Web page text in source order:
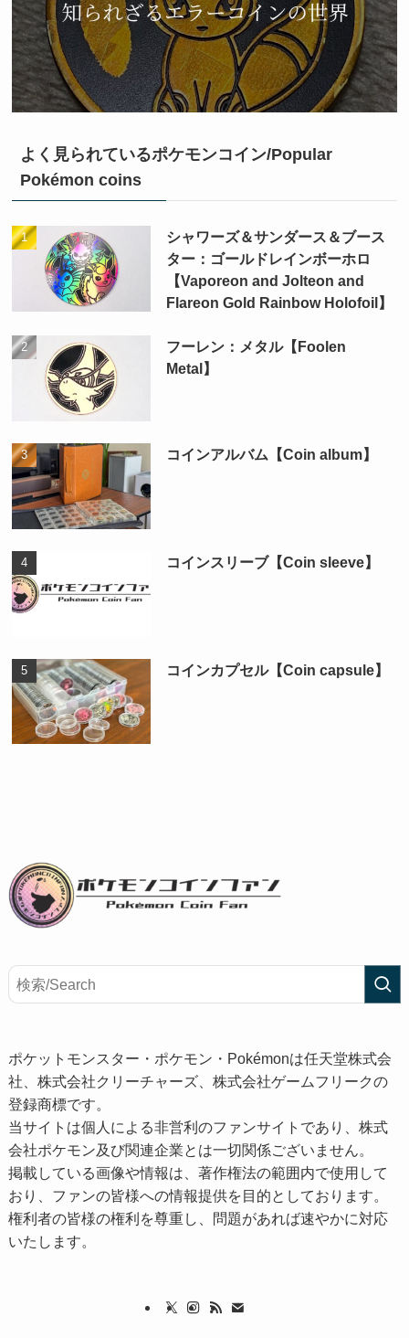
よく見られているポケモンコイン/Popular
Pokémon coins
シャワーズ＆サンダース＆ブース
ター：ゴールドレインボーホロ
【Vaporeon and Jolteon and
Flareon Gold Rainbow Holofoil】
フーレン：メタル【Foolen
Metal】
コインアルバム【Coin album】
コインスリーブ【Coin sleeve】
コインカプセル【Coin capsule】
ポケットモンスター・ポケモン・Pokémonは任天堂株式会
社、株式会社クリーチャーズ、株式会社ゲームフリークの
登録商標です。
当サイトは個人による非営利のファンサイトであり、株式
会社ポケモン及び関連企業とは一切関係ございません。
掲載している画像や情報は、著作権法の範囲内で使用して
おり、ファンの皆様への情報提供を目的としております。
権利者の皆様の権利を尊重し、問題があれば速やかに対応
いたします。